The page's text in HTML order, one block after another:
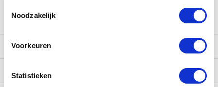
Noodzakelijk
Voorkeuren
Statistieken
Te bestellen aantal Prijs per stuk
50